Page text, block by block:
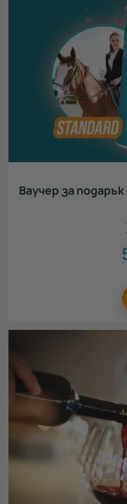
Ваучер за